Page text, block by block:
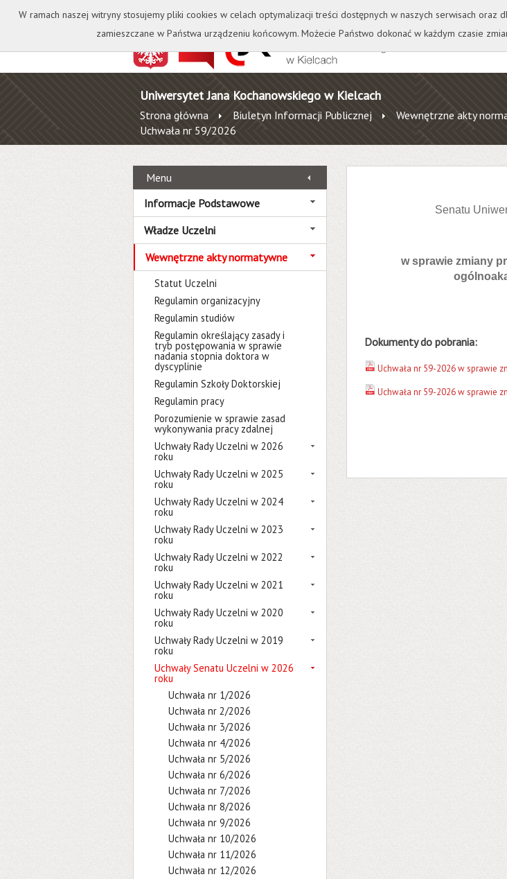
Kontakt Biblioteka Wydawnictwo Wirtualna Uczelnia A
Uniwersytet Jana Kochanowskiego w Kielcach
Strona główna Biuletyn Informacji Publicznej Wewnętrzne akty
Uchwała nr 59/2026
Menu
Informacje Podstawowe
Władze Uczelni
Wewnętrzne akty normatywne
Statut Uczelni
Regulamin organizacyjny
Regulamin studiów
Regulamin określający zasady i
tryb postępowania w sprawie
nadania stopnia doktora w
dyscyplinie
Regulamin Szkoły Doktorskiej
Regulamin pracy
Porozumienie w sprawie zasad
wykonywania pracy zdalnej
Uchwały Rady Uczelni w 2026
roku
Uchwały Rady Uczelni w 2025
roku
Uchwały Rady Uczelni w 2024
roku
Uchwały Rady Uczelni w 2023
roku
Uchwały Rady Uczelni w 2022
roku
Uchwały Rady Uczelni w 2021
roku
Uchwały Rady Uczelni w 2020
roku
Uchwały Rady Uczelni w 2019
roku
Uchwały Senatu Uczelni w 2026
roku
Uchwała nr 1/2026
Uchwała nr 2/2026
Uchwała nr 3/2026
Uchwała nr 4/2026
Uchwała nr 5/2026
Uchwała nr 6/2026
Uchwała nr 7/2026
Uchwała nr 8/2026
Uchwała nr 9/2026
Uchwała nr 10/2026
Uchwała nr 11/2026
Uchwała nr 12/2026
Senatu
w sprawie zmiany
Dokumenty do pobrania:
Uchwała nr 59-2026 w sprawie
Uchwała nr 59-2026 w sprawie
W ramach naszej witryny stosujemy pliki cookies w celach optymalizacji treści dostępnych w naszych serwisach
zamieszczane w Państwa urządzeniu końcowym. Możecie Państwo dokonać w każdym czasie